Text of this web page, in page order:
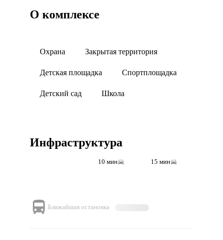
О комплексе
Охрана Закрытая территория
Детская площадка Спортплощадка
Детский сад Школа
Инфраструктура
10 мин 15 мин
Ближайшая остановка